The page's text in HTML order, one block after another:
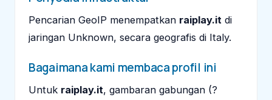
Pencarian GeoIP menempatkan raiplay.it di
jaringan Unknown, secara geografis di Italy.
Bagaimana kami membaca profil ini
Untuk raiplay.it, gambaran gabungan (?